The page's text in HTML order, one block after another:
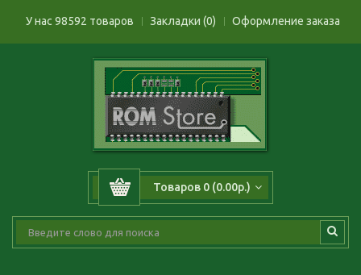
У нас 98592 товаров Закладки (0) Оформление заказа
Товаров 0 (0.00р.)